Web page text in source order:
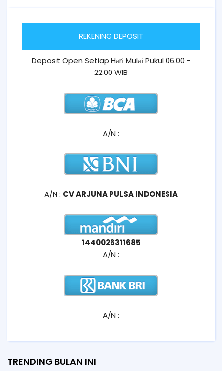
REKENING DEPOSIT
Deposit Open Setiap Hаrі Mulаі Pukul 06.00 -
22.00 WIB
A/N :
A/N : CV ARJUNA PULSA INDONESIA
1440026311685
A/N :
A/N :
TRENDING BULAN INI